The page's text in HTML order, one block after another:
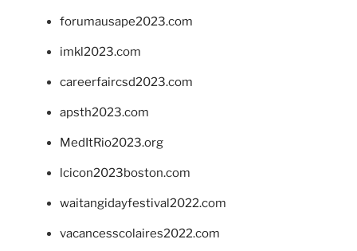
forumausape2023.com
imkl2023.com
careerfaircsd2023.com
apsth2023.com
MedItRio2023.org
lcicon2023boston.com
waitangidayfestival2022.com
vacancesscolaires2022.com